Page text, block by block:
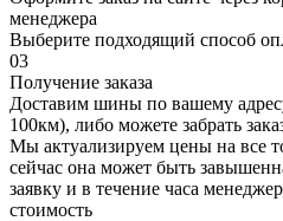
менеджера
Выберите подходящий способ
03
Получение заказа
Доставим шины по вашему
100км), либо можете забрать
Мы актуализируем цены на все
сейчас она может быть
заявку и в течение часа
стоимость